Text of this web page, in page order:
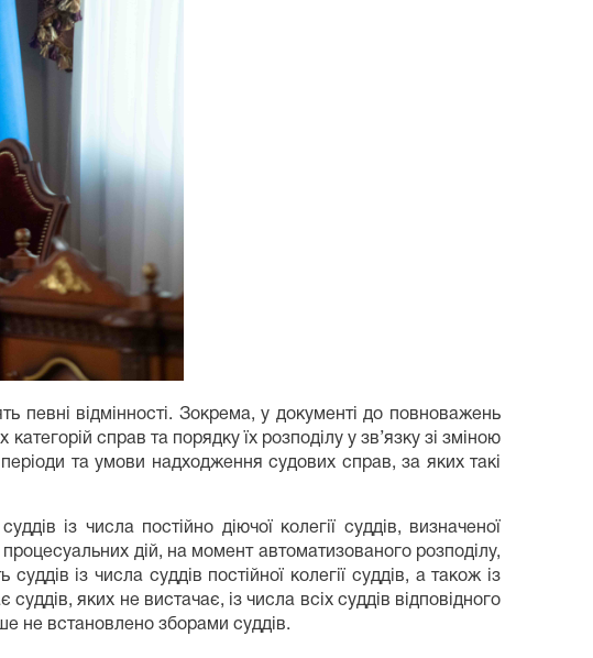
певні відмінності. Зокрема, у документі до повноважень
справ та порядку їх розподілу у зв’язку зі зміною
та умови надходження судових справ, за яких такі
із числа постійно діючої колегії суддів, визначеної
дій, на момент автоматизованого розподілу,
із числа суддів постійної колегії суддів, а також із
яких не вистачає, із числа всіх суддів відповідного
не встановлено зборами суддів.